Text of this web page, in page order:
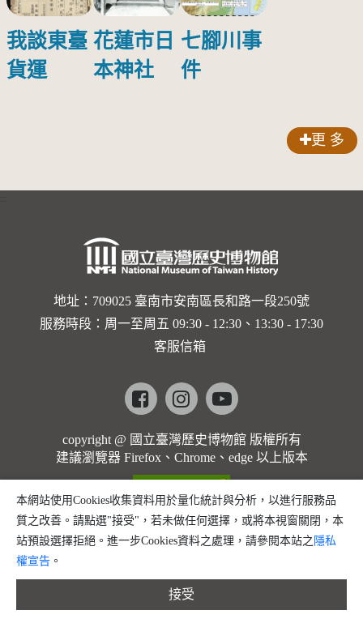
我談東臺
貨運
花蓮市日
本神社
七腳川事
件
更 多
地址：709025 臺南市安南區長和路一段250號
服務時段：周一至周五 09:30 - 12:30、13:30 - 17:30
客服信箱
Facebookinstagramyoutube
copyright @ 國立臺灣歷史博物館 版權所有
建議瀏覽器 Firefox、Chrome、edge 以上版本
本網站使用Cookies收集資料用於量化統計與分析，以進行服務品
質之改善。請點選"接受"，若未做任何選擇，或將本視窗關閉，本
站預設選擇拒絕。進一步Cookies資料之處理，請參閱本站之 隱私
權宣告 。
接受